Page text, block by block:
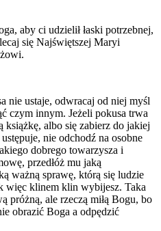
aby ci udzielił łaski potrzebnej,
się Najświętszej Maryi
nie ustaje, odwracaj od niej myśl
czym innym. Jeżeli pokusa trwa
książkę, albo się zabierz do jakiej
nie odchodź na osobne
dobrego towarzysza i
przedłóż mu jaką
ważną sprawę, którą się ludzie
więc klinem klin wybijesz. Taka
próżną, ale rzeczą miłą Bogu, bo
obrazić Boga a odpędzić